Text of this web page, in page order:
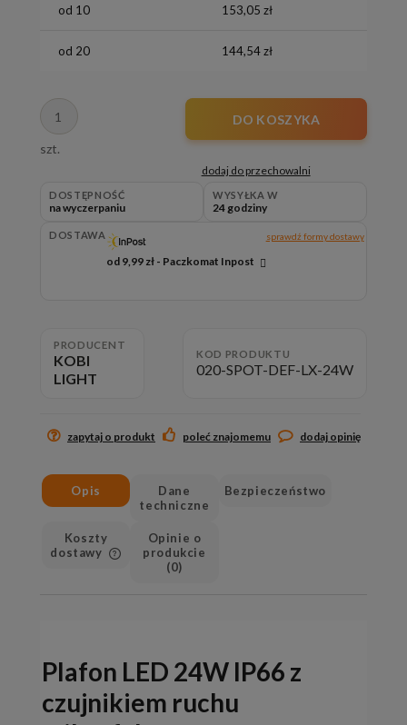
od 10 153,05 zł
od 20 144,54 zł
szt.
DO KOSZYKA
dodaj do przechowalni
DOSTĘPNOŚĆ
na wyczerpaniu
WYSYŁKA W
24 godziny
DOSTAWA
od 9,99 zł - Paczkomat Inpost
sprawdź formy dostawy
PRODUCENT
KOBI
LIGHT
KOD PRODUKTU
020-SPOT-DEF-LX-24W
zapytaj o produkt poleć znajomemu dodaj opinię
Opis
Dane
techniczne
Bezpieczeństwo
Koszty
dostawy
Cena nie zawiera ewentualnych
Opinie o
produkcie
(0)
Plafon LED 24W IP66 z
czujnikiem ruchu